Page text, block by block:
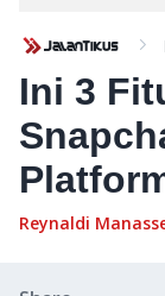
Ini 3
Reynaldi